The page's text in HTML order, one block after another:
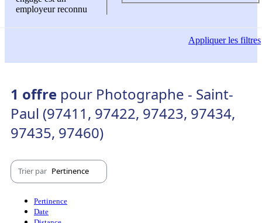
employeur reconnu
Appliquerles filtres
1 offre pour Photographe - Saint-
Paul (97411, 97422, 97423, 97434,
97435, 97460)
Trier par Pertinence
Pertinence
Date